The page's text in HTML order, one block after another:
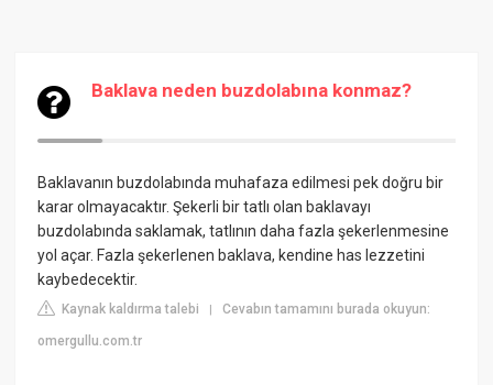
Baklava neden buzdolabına konmaz?
Baklavanın buzdolabında muhafaza edilmesi pek doğru bir
karar olmayacaktır. Şekerli bir tatlı olan baklavayı
buzdolabında saklamak, tatlının daha fazla şekerlenmesine
yol açar. Fazla şekerlenen baklava, kendine has lezzetini
kaybedecektir.
Kaynak kaldırma talebi |Cevabın tamamını burada okuyun:
omergullu.com.tr